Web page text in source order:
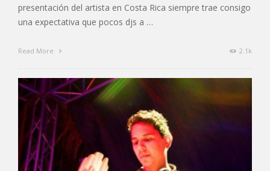
presentación del artista en Costa Rica siempre trae consigo
una expectativa que pocos djs a …
Read More 2.1k